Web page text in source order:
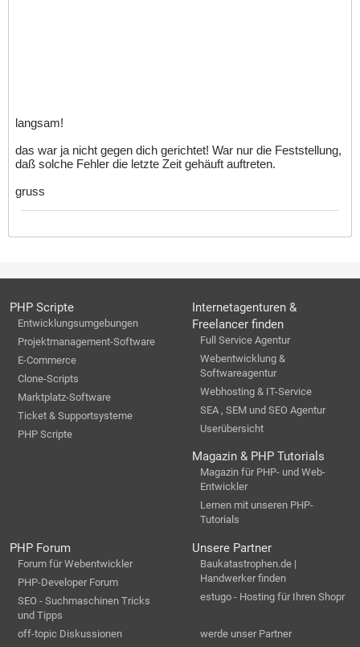
langsam!
das war ja nicht gegen dich gerichtet! War nur die Feststellung,
daß solche Fehler die letzte Zeit gehäuft auftreten.
gruss
PHP Scripte
Entwicklungsumgebungen
Projektmanagement-Software
E-Commerce
Clone-Scripts
Marktplatz-Software
Ticket & Supportsysteme
PHP Scripte
Internetagenturen &
Freelancer finden
Full Service Agentur
Webentwicklung &
Softwareagentur
Webhosting & IT-Service
SEA , SEM und SEO Agentur
Userübersicht
Magazin & PHP Tutorials
Magazin für PHP- und Web-
Entwickler
Lernen mit unseren PHP-
Tutorials
PHP Forum
Forum für Webentwickler
PHP-Developer Forum
SEO - Suchmaschinen Tricks
und Tipps
off-topic Diskussionen
Unsere Partner
Baukatastrophen.de |
Handwerker finden
estugo - Hosting für Ihren Shopr
werde unser Partner